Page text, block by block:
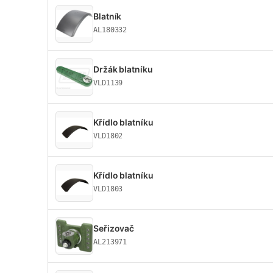
Blatník
AL180332
Držák blatníku
VLD1139
Křídlo blatníku
VLD1802
Křídlo blatníku
VLD1803
Seřizovač
AL213971